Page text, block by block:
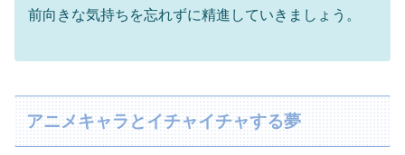
前向きな気持ちを忘れずに精進していきましょう。
アニメキャラとイチャイチャする夢